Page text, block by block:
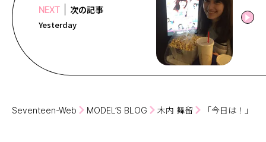
NEXT 次の記事
Yesterday
Seventeen-Web MODEL’S BLOG 木内 舞留 「今日は！」